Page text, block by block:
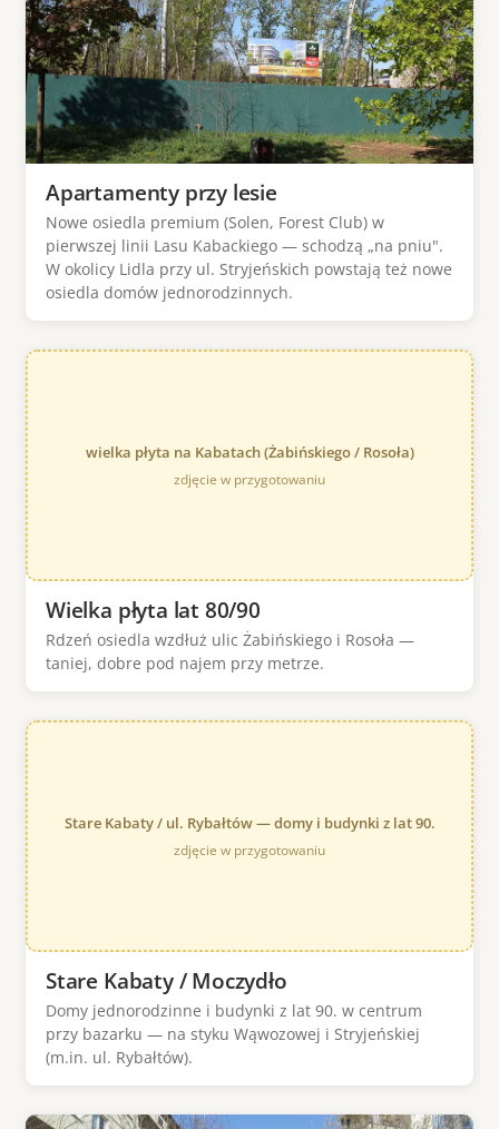
Apartamenty przy lesie
Nowe osiedla premium (Solen, Forest Club) w
pierwszej linii Lasu Kabackiego — schodzą „na pniu".
W okolicy Lidla przy ul. Stryjeńskich powstają też nowe
osiedla domów jednorodzinnych.
wielka płyta na Kabatach (Żabińskiego / Rosoła)
zdjęcie w przygotowaniu
Wielka płyta lat 80/90
Rdzeń osiedla wzdłuż ulic Żabińskiego i Rosoła —
taniej, dobre pod najem przy metrze.
Stare Kabaty / ul. Rybałtów — domy i budynki z lat 90.
zdjęcie w przygotowaniu
Stare Kabaty / Moczydło
Domy jednorodzinne i budynki z lat 90. w centrum
przy bazarku — na styku Wąwozowej i Stryjeńskiej
(m.in. ul. Rybałtów).